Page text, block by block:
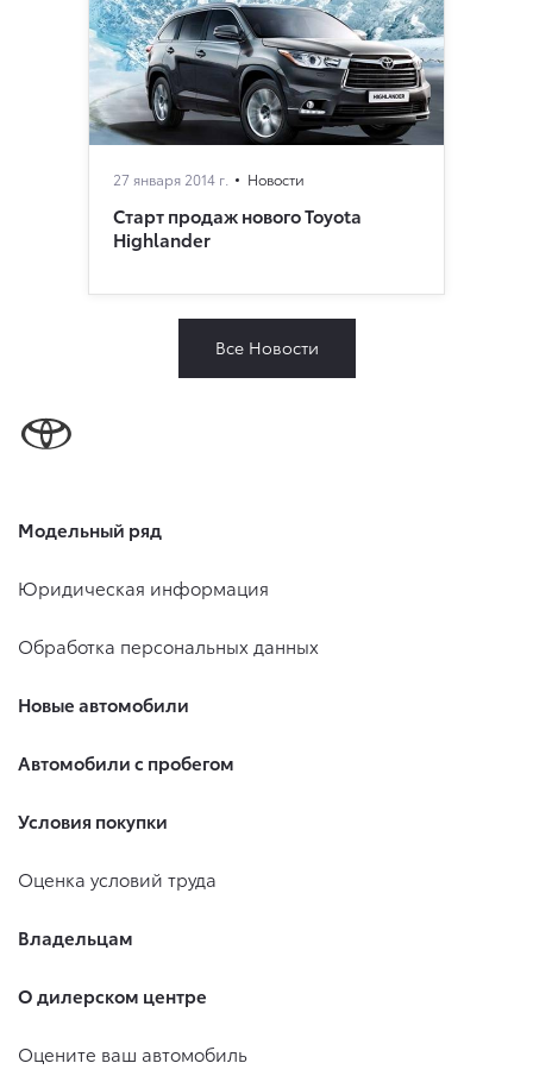
27 января 2014 г. Новости
Cтарт продаж нового Toyota
Highlander
Все Новости
Модельный ряд
Юридическая информация
Обработка персональных данных
Новые автомобили
Автомобили с пробегом
Условия покупки
Оценка условий труда
Владельцам
О дилерском центре
Оцените ваш автомобиль